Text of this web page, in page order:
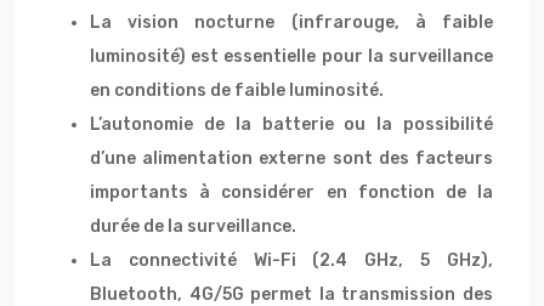
La vision nocturne (infrarouge, à faible
luminosité) est essentielle pour la surveillance
en conditions de faible luminosité.
L’autonomie de la batterie ou la possibilité
d’une alimentation externe sont des facteurs
importants à considérer en fonction de la
durée de la surveillance.
La connectivité Wi-Fi (2.4 GHz, 5 GHz),
Bluetooth, 4G/5G permet la transmission des